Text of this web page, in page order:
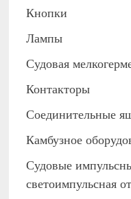
Кнопки
Лампы
Судовая
Контакторы
Соединительные
Камбузное
Судовые
светоимпульсная